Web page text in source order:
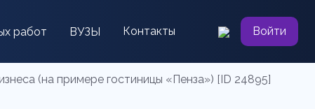
работ ВУЗЫ Контакты Войти
(на примере гостиницы «Пенза») [ID 24895]